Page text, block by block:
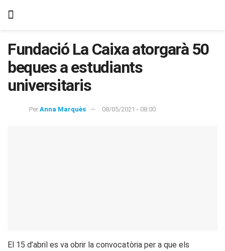
Fundació La Caixa atorgarà 50
beques a estudiants
universitaris
Per Anna Marquès 08/05/2021 - 08:00
El 15 d’abril es va obrir la convocatòria per a que els